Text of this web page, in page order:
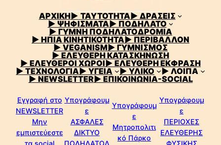
ΑΡΧΙΚΗ▶ ΤΑΥΤΟΤΗΤΑ▶ ΔΡΑΣΕΙΣ
▶ ΨΗΦΙΣΜΑΤΑ▶ ΠΟΔΗΛΑΤΟ
▶ ΓΥΜΝΗ ΠΟΔΗΛΑΤΟΔΡΟΜΙΑ
▶ ΗΠΙΑ ΚΙΝΗΤΙΚΟΤΗΤΑ▶ ΠΕΡΙΒΑΛΛΟΝ
▶ VEGANISM▶ ΓΥΜΝΙΣΜΟΣ
▶ ΕΛΕΥΘΕΡΗ ΚΑΤΑΣΚΗΝΩΣΗ
▶ ΕΛΕΥΘΕΡΟΙ ΧΩΡΟΙ▶ ΕΛΕΥΘΕΡΗ ΕΚΦΡΑΣΗ
▶ ΤΕΧΝΟΛΟΓΙΑ▶ ΥΓΕΙΑ ▶ ΥΛΙΚΟ
▶ ΛΟΙΠΑ
▶ NEWSLETTER▶ ΕΠΙΚΟΙΝΩΝΙΑ-SOCIAL
Εγγραφή στο
NEWSLETTER
Μην
εμπιστεύεστε
τα social
Υπογράφουμ
ε
ΑΣΦΑΛΕΣ
ΔΙΚΤΥΟ
ΠΟΔΗΛΑΤΟΔ
Υπογράφουμ
ε
Μητροπολιτι
κό Πάρκο
Υπογράφουμ
ε
ΠΕΡΙΟΧΕΣ
ΕΛΕΥΘΕΡΗΣ
ΦΥΣΙΚΗΣ